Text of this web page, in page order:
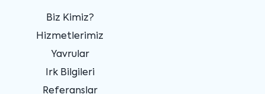
Biz Kimiz?
Hizmetlerimiz
Yavrular
Irk Bilgileri
Referanslar